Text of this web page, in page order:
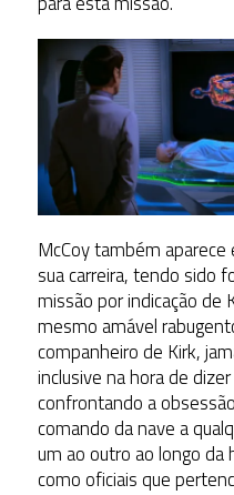
McCoy também
sua carreira, tendo sido
missão por indicação de
mesmo amável
companheiro de Kirk,
inclusive na hora de
confrontando a
comando da nave a
um ao outro ao longo
como oficiais que